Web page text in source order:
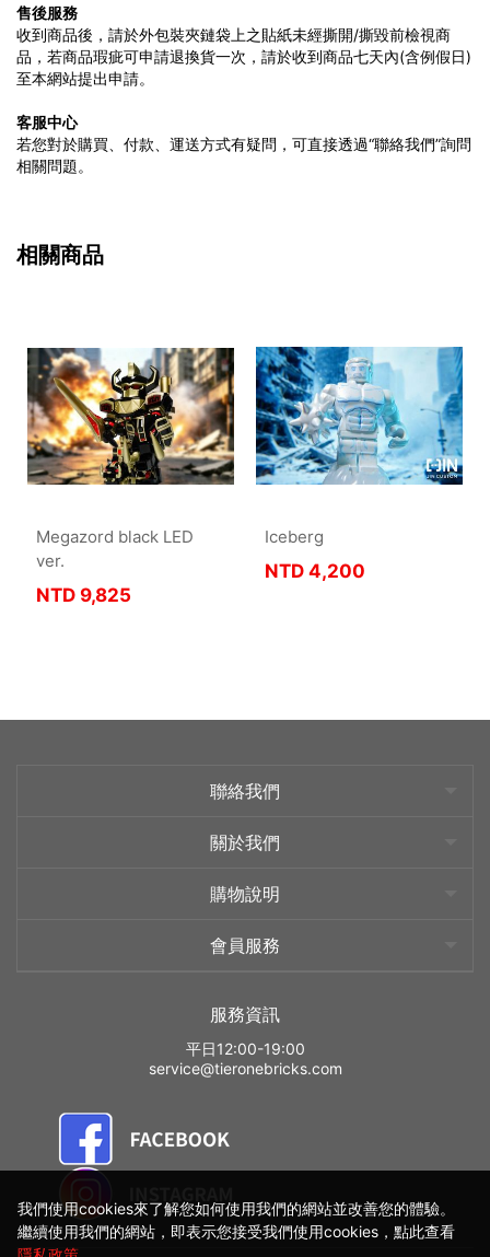
售後服務
收到商品後，請於外包裝夾鏈袋上之貼紙未經撕開/撕毀前檢視商
品，若商品瑕疵可申請退換貨一次，請於收到商品七天內(含例假日)
至本網站提出申請。
客服中心
若您對於購買、付款、運送方式有疑問，可直接透過“聯絡我們”詢問
相關問題。
相關商品
Megazord black LED
ver.
NTD 9,825
Iceberg
NTD 4,200
聯絡我們
關於我們
購物說明
會員服務
服務資訊
平日12:00-19:00
service@tieronebricks.com
我們使用cookies來了解您如何使用我們的網站並改善您的體驗。
繼續使用我們的網站，即表示您接受我們使用cookies，點此查看